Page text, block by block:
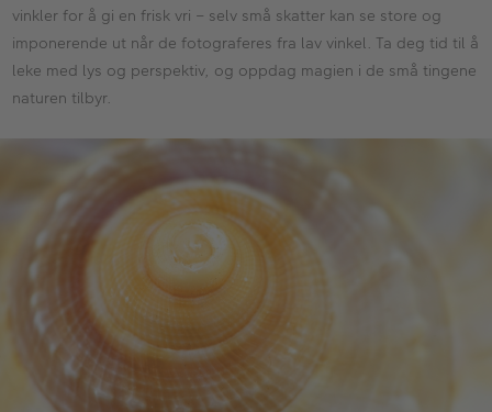
vinkler for å gi en frisk vri – selv små skatter kan se store og
imponerende ut når de fotograferes fra lav vinkel. Ta deg tid til å
leke med lys og perspektiv, og oppdag magien i de små tingene
naturen tilbyr.